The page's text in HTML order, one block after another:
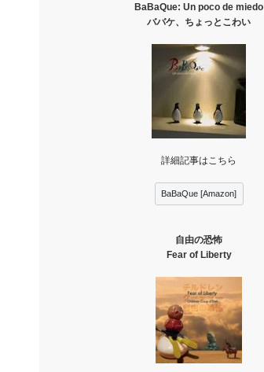
BaBaQue: Un poco de miedo
ババケ、ちょっとこわい
詳細記事はこちら
BaBaQue [Amazon]
自由の恐怖
Fear of Liberty